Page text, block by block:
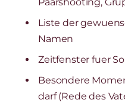
Liste der
Namen
Zeitfenster fuer
Besondere
darf (Rede des